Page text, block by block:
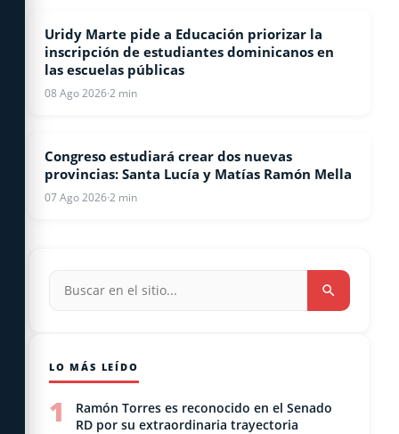
LOCALES
Uridy Marte pide a Educación priorizar la
inscripción de estudiantes dominicanos en
las escuelas públicas
08 Ago 2026·2 min
NACIONALES
Congreso estudiará crear dos nuevas
provincias: Santa Lucía y Matías Ramón Mella
07 Ago 2026·2 min
LO MÁS LEÍDO
1
Ramón Torres es reconocido en el Senado
RD por su extraordinaria trayectoria